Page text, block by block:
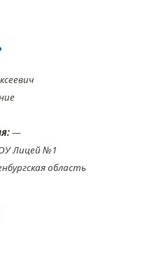
—
Лицей №1
область